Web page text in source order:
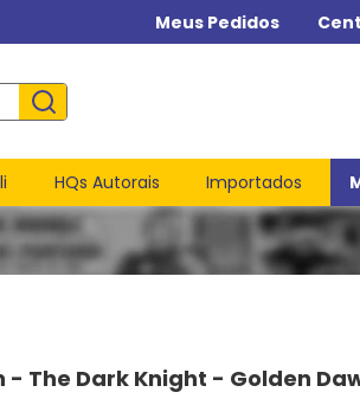
Meus Pedidos
HQs Autorais Importados
- The Dark Knight - Golden